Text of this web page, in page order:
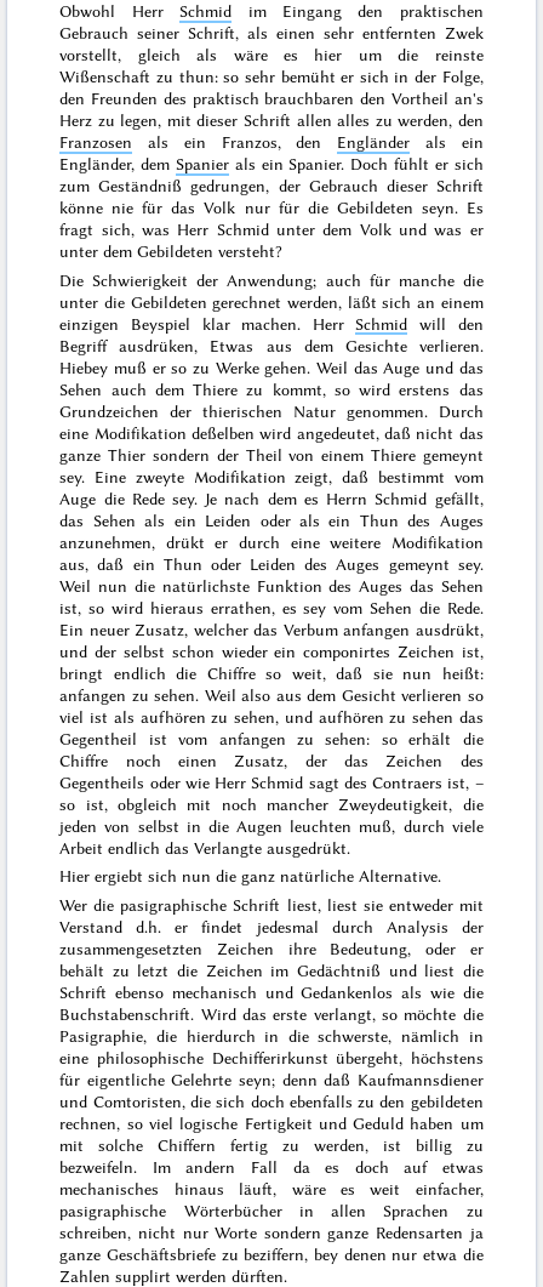
Obwohl Herr Schmid im Eingang den praktischen
Gebrauch seiner Schrift, als einen sehr entfernten Zwek
vorstellt, gleich als wäre es hier um die reinste
Wißenschaft zu thun: so sehr bemüht er sich in der Folge,
den Freunden des praktisch brauchbaren den Vortheil an's
Herz zu legen, mit dieser Schrift allen alles zu werden, den
Franzosen als ein Franzos, den Engländer als ein
Engländer, dem Spanierals ein Spanier. Doch fühlt er sich
zum Geständniß gedrungen, der Gebrauch dieser Schrift
könne nie für das Volk nur für die Gebildeten seyn. Es
fragt sich, was Herr Schmid unter dem Volk und was er
unter dem Gebildeten versteht?
Die Schwierigkeit der Anwendung; auch für manche die
unter die Gebildeten gerechnet werden, läßt sich an einem
einzigen Beyspiel klar machen. Herr Schmid will den
Begriff ausdrüken, Etwas aus dem Gesichte verlieren.
Hiebey muß er so zu Werke gehen. Weil das Auge und das
Sehen auch dem Thiere zu kommt, so wird erstens das
Grundzeichen der thierischen Natur genommen. Durch
eine Modifikation deßelben wird angedeutet, daß nicht das
ganze Thier sondern der Theil von einem Thiere gemeynt
sey. Eine zweyte Modifikation zeigt, daß bestimmt vom
Auge die Rede sey. Je nach dem es Herrn Schmid gefällt,
das Sehen als ein Leiden oder als ein Thun des Auges
anzunehmen, drükt er durch eine weitere Modifikation
aus, daß ein Thun oder Leiden des Auges gemeynt sey.
Weil nun die natürlichste Funktion des Auges das Sehen
ist, so wird hieraus errathen, es sey vom Sehen die Rede.
Ein neuer Zusatz, welcher das Verbum anfangen ausdrükt,
und der selbst schon wieder ein componirtes Zeichen ist,
bringt endlich die Chiffre so weit, daß sie nun heißt:
anfangen zu sehen. Weil also aus dem Gesicht verlieren so
viel ist als aufhören zu sehen, und aufhören zu sehen das
Gegentheil ist vom anfangen zu sehen: so erhält die
Chiffre noch einen Zusatz, der das Zeichen des
Gegentheils oder wie Herr Schmid sagt desContraers ist, –
so ist, obgleich mit noch mancher Zweydeutigkeit, die
jeden von selbst in die Augen leuchten muß, durch viele
Arbeit endlich das Verlangte ausgedrükt.
Hier ergiebt sich nun die ganz natürliche Alternative.
Wer die pasigraphische Schrift liest, liest sie entweder mit
Verstand d.h. er findet jedesmal durch Analysis der
zusammengesetzten Zeichen ihre Bedeutung, oder er
behält zu letzt die Zeichen im Gedächtniß und liest die
Schrift ebenso mechanisch und Gedankenlos als wie die
Buchstabenschrift. Wird daserste verlangt, so möchte die
Pasigraphie, die hierdurch in die schwerste, nämlich in
eine philosophische Dechifferirkunst übergeht, höchstens
für eigentliche Gelehrte seyn; denn daß Kaufmannsdiener
und Comtoristen, die sich doch ebenfalls zu den gebildeten
rechnen, so viel logische Fertigkeit und Geduld haben um
mit solche Chiffern fertig zu werden, ist billig zu
bezweifeln. Im andern Fall da es doch auf etwas
mechanisches hinaus läuft, wäre es weit einfacher,
pasigraphische Wörterbücher in allen Sprachen zu
schreiben, nicht nur Worte sondern ganze Redensarten ja
ganze Geschäftsbriefe zu beziffern, bey denen nur etwa die
Zahlen supplirt werden dürften.